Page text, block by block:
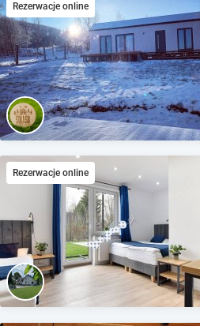
l
e
n
d
a
r
a
n
d
e
l
e
c
t
a
a
t
Rezerwacje online
Rezerwacje online